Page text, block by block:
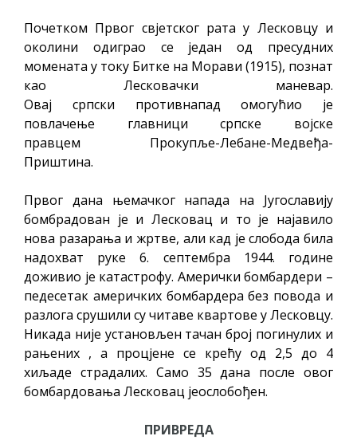
Почетком Првог свjетског рата у Лесковцу и
околини одиграо се један од пресудних
момената у току Битке на Морави (1915), познат
као Лесковачки маневар.
Овај српски противнапад омогућио је
повлачење главници српске војске
правцем Прокупље-Лебане-Медвеђа-
Приштина.
Првог дана њемачког напада на Југославију
бомбрадован је и Лесковац и то је најавило
нова разарања и жртве, али кад је слобода била
надохват руке 6. септембра 1944. године
доживио је катастрофу. Амерички бомбардери –
педесетак америчких бомбардера без повода и
разлога срушили су читаве квартове у Лесковцу.
Никада није установљен тачан број погинулих и
рањених , а процјене се крећу од 2,5 до 4
хиљаде страдалих. Само 35 дана после овог
бомбардовања Лесковац јеослобођен.
ПРИВРЕДА